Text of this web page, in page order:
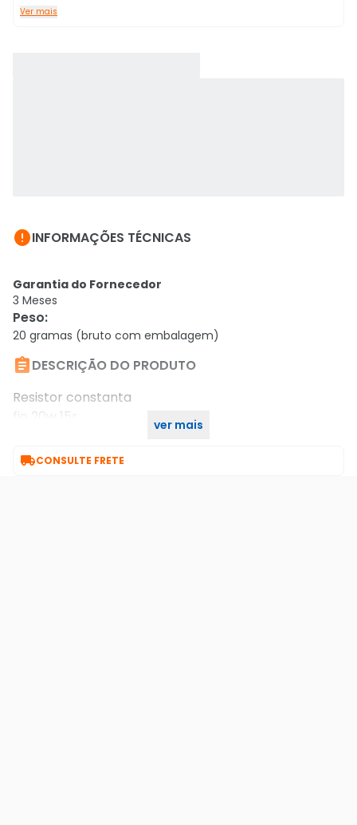
Ver mais
INFORMAÇÕES TÉCNICAS
Garantia do Fornecedor
3 Meses
Peso:
20 gramas (bruto com embalagem)
DESCRIÇÃO DO PRODUTO
Resistor constanta
fio 20w 15r
ver mais
CONSULTE FRETE